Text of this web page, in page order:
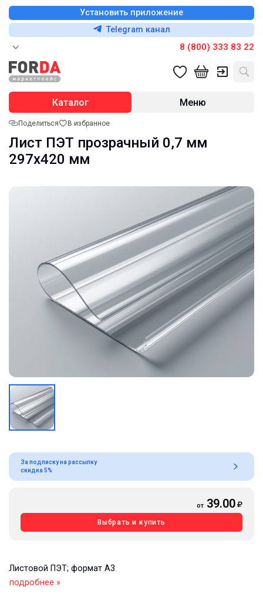
Установить приложение
Telegram канал
8 (800) 333 83 22
Каталог Меню
Поделиться В избранное
Лист ПЭТ прозрачный 0,7 мм
297х420 мм
За подписку на рассылку
скидка 5%
от 39.00
Выбрать и купить
Листовой ПЭТ; формат А3
подробнее »